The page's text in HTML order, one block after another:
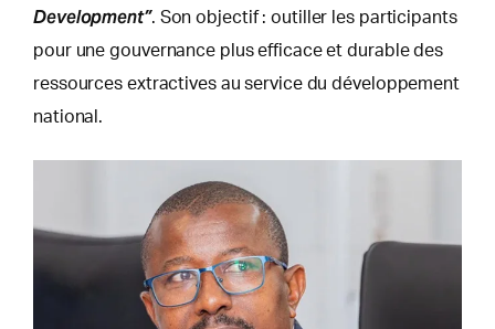
Development”. Son objectif : outiller les participants
pour une gouvernance plus efficace et durable des
ressources extractives au service du développement
national.